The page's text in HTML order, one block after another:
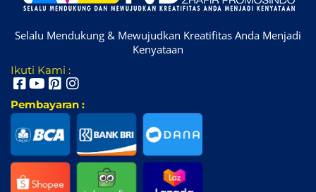
Selalu Mendukung & Mewujudkan Kreatifitas Anda Menjadi
Kenyataan
Ikuti Kami :
Pembayaran :